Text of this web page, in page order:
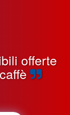
offerte